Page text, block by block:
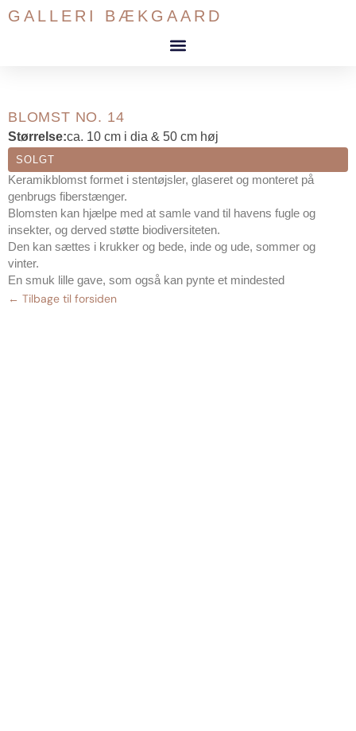
GåGALLERI BÆKGAARD
BLOMST NO. 14
Størrelse:ca. 10 cm i dia & 50 cm høj
SOLGT
Keramikblomst formet i stentøjsler, glaseret og monteret på
genbrugs fiberstænger.
Blomsten kan hjælpe med at samle vand til havens fugle og
insekter, og derved støtte biodiversiteten.
Den kan sættes i krukker og bede, inde og ude, sommer og
vinter.
En smuk lille gave, som også kan pynte et mindested
← Tilbage til forsiden